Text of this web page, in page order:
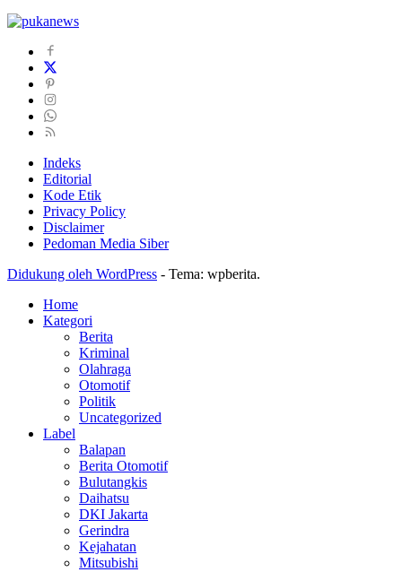
Indeks
Editorial
Kode Etik
Privacy Policy
Disclaimer
Pedoman Media Siber
Didukung oleh WordPress - Tema: wpberita.
Home
Kategori
Berita
Kriminal
Olahraga
Otomotif
Politik
Uncategorized
Label
Balapan
Berita Otomotif
Bulutangkis
Daihatsu
DKI Jakarta
Gerindra
Kejahatan
Mitsubishi